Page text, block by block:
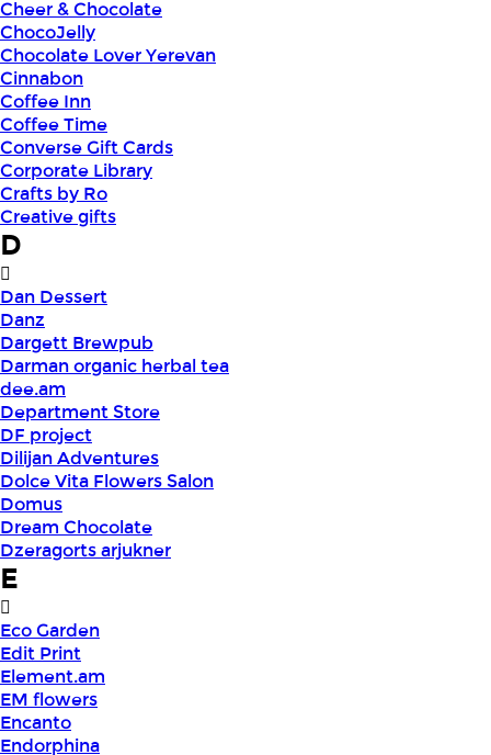
Cheer & Chocolate
ChocoJelly
Chocolate Lover Yerevan
Cinnabon
Coffee Inn
Coffee Time
Converse Gift Cards
Corporate Library
Crafts by Ro
Creative gifts
D
Dan Dessert
Danz
Dargett Brewpub
Darman organic herbal tea
dee.am
Department Store
DF project
Dilijan Adventures
Dolce Vita Flowers Salon
Domus
Dream Chocolate
Dzeragorts arjukner
E
Eco Garden
Edit Print
Element.am
EM flowers
Encanto
Endorphina